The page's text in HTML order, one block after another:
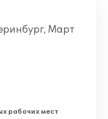
Март
рабочих мест